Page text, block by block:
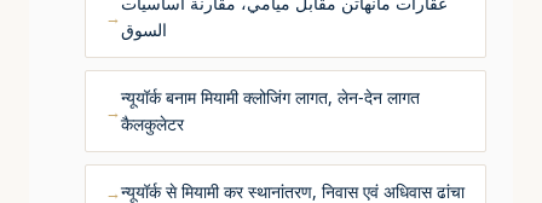
السوق
न्यूयॉर्क बनाम मियामी क्लोजिंग लागत, लेन-देन लागत
कैलकुलेटर
न्यूयॉर्क से मियामी कर स्थानांतरण, निवास एवं अधिवास ढांचा